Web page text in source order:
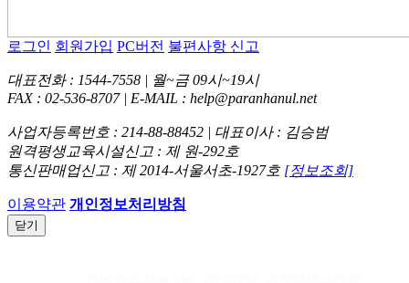
로그인 회원가입 PC버전 불편사항 신고
대표전화 : 1544-7558 | 월~금 09시~19시
FAX : 02-536-8707 | E-MAIL : help@paranhanul.net
사업자등록번호 : 214-88-88452 | 대표이사 : 김승범
원격평생교육시설신고 : 제 원-292호
통신판매업신고 : 제 2014-서울서초-1927호 [정보조회]
이용약관 개인정보처리방침
닫기